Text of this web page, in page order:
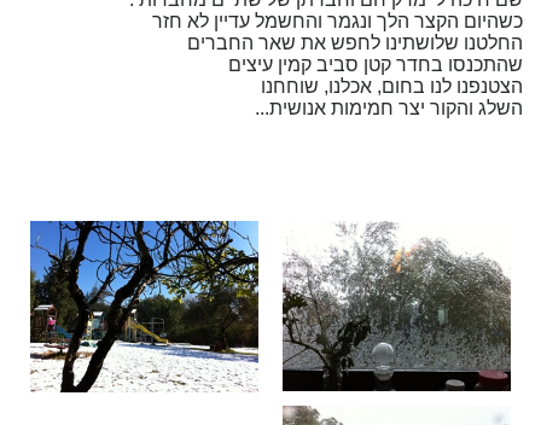
כשהיום הקצר הלך ונגמר והחשמל עדיין לא חזר
החלטנו שלושתינו לחפש את שאר החברים
שהתכנסו בחדר קטן סביב קמין עיצים
הצטנפנו לנו בחום, אכלנו, שוחחנו
השלג והקור יצר חמימות אנושית...